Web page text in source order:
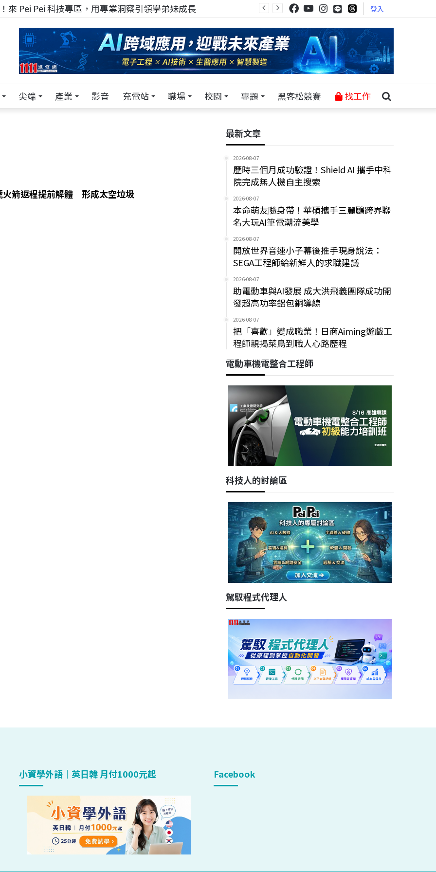
！在 Pei Pei 科技專區，與學弟妹交流最硬核的技術 登入
尖端 產業 影音 充電站 職場 校園 專題 黑客松競賽 找工作
火箭返程提前解體 形成太空垃圾
最新文章
2026-08-07
歷時三個月成功驗證！Shield AI 攜手中科
院完成無人機自主搜索
2026-08-07
本命萌友隨身帶！華碩攜手三麗鷗跨界聯
名大玩AI筆電潮流美學
2026-08-07
開放世界音速小子幕後推手現身說法：
SEGA工程師給新鮮人的求職建議
2026-08-07
助電動車與AI發展 成大洪飛義團隊成功開
發超高功率鋁包銅導線
2026-08-07
把「喜歡」變成職業！日商Aiming遊戲工
程師親揭菜鳥到職人心路歷程
電動車機電整合工程師
科技人的討論區
駕馭程式代理人
小資學外語｜英日韓 月付1000元起 Facebook